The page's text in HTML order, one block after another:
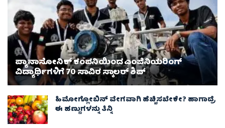
ಪ್ಯಾನಾಸೋನಿಕ್ ಕಂಪನಿಯಿಂದ ಎಂಜಿನಿಯರಿಂಗ್
ವಿದ್ಯಾರ್ಥಿಗಳಿಗೆ 70 ಸಾವಿರ ಸ್ಕಾಲರ್ ಶಿಪ್
ಹಿಮೋಗ್ಲೋಬಿನ್ ವೇಗವಾಗಿ ಹೆಚ್ಚಿಸಬೇಕೇ? ಹಾಗಾದ್ರೆ
ಈ ಹಣ್ಣುಗಳನ್ನು ತಿನ್ನಿ